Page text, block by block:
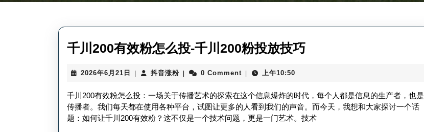
千川200有效粉怎么投-千川200粉投放技巧千
有
效
粉
2026年6月21日
2026
6
月
21
日
抖音涨粉抖
涨
粉
0 Comment 上午10:50
千川200有效粉怎么投：一场关于传播艺术的探索在这个信息爆炸的时代，每个人都是信息的生产者，也是
传播者。我们每天都在使用各种平台，试图让更多的人看到我们的声音。而今天，我想和大家探讨一个话
题：如何让千川200有效粉？这不仅是一个技术问题，更是一门艺术。技术